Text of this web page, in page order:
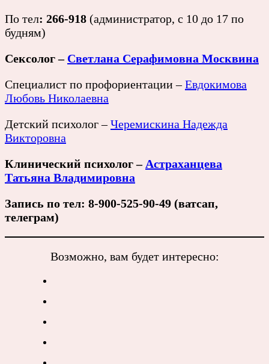
По тел: 266-918 (администратор, с 10 до 17 по
будням)
Сексолог – Светлана Серафимовна Москвина
Специалист по профориентации –Евдокимова
Любовь Николаевна
Детский психолог –Черемискина Надежда
Викторовна
Клинический психолог – Астраханцева
Татьяна Владимировна
Запись по тел: 8-900-525-90-49 (ватсап,
телеграм)
Возможно, вам будет интересно: